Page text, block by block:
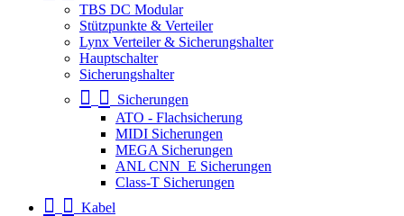
TBS DC Modular
Stützpunkte & Verteiler
Lynx Verteiler & Sicherungshalter
Hauptschalter
Sicherungshalter
Sicherungen
ATO - Flachsicherung
MIDI Sicherungen
MEGA Sicherungen
ANL CNN_E Sicherungen
Class-T Sicherungen
Kabel